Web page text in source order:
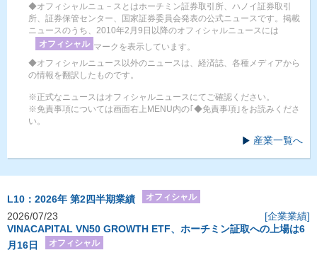
◆オフィシャルニュ－スとはホーチミン証券取引所、ハノイ証券取引
所、証券保管センター、国家証券委員会発表の公式ニュースです。掲載
ニュースのうち、2010年2月9日以降のオフィシャルニュースには
オフィシャル マークを表示しています。
◆オフィシャルニュース以外のニュースは、経済誌、各種メディアから
の情報を翻訳したものです。
※正式なニュースはオフィシャルニュースにてご確認ください。
※免責事項については画面右上MENU内の｢◆免責事項｣をお読みくださ
い。
産業一覧へ
L10：2026年 第2四半期業績 オフィシャル
2026/07/23
[企業業績]
VINACAPITAL VN50 GROWTH ETF、ホーチミン証取への上場は6
月16日
オフィシャル